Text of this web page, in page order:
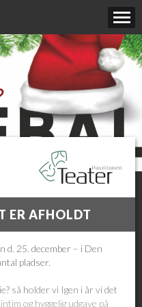
ER AFHOLDT
d. 25. december – i Den
pladser.
så holder vi Igen i år vi det
og hyggelig udgave på